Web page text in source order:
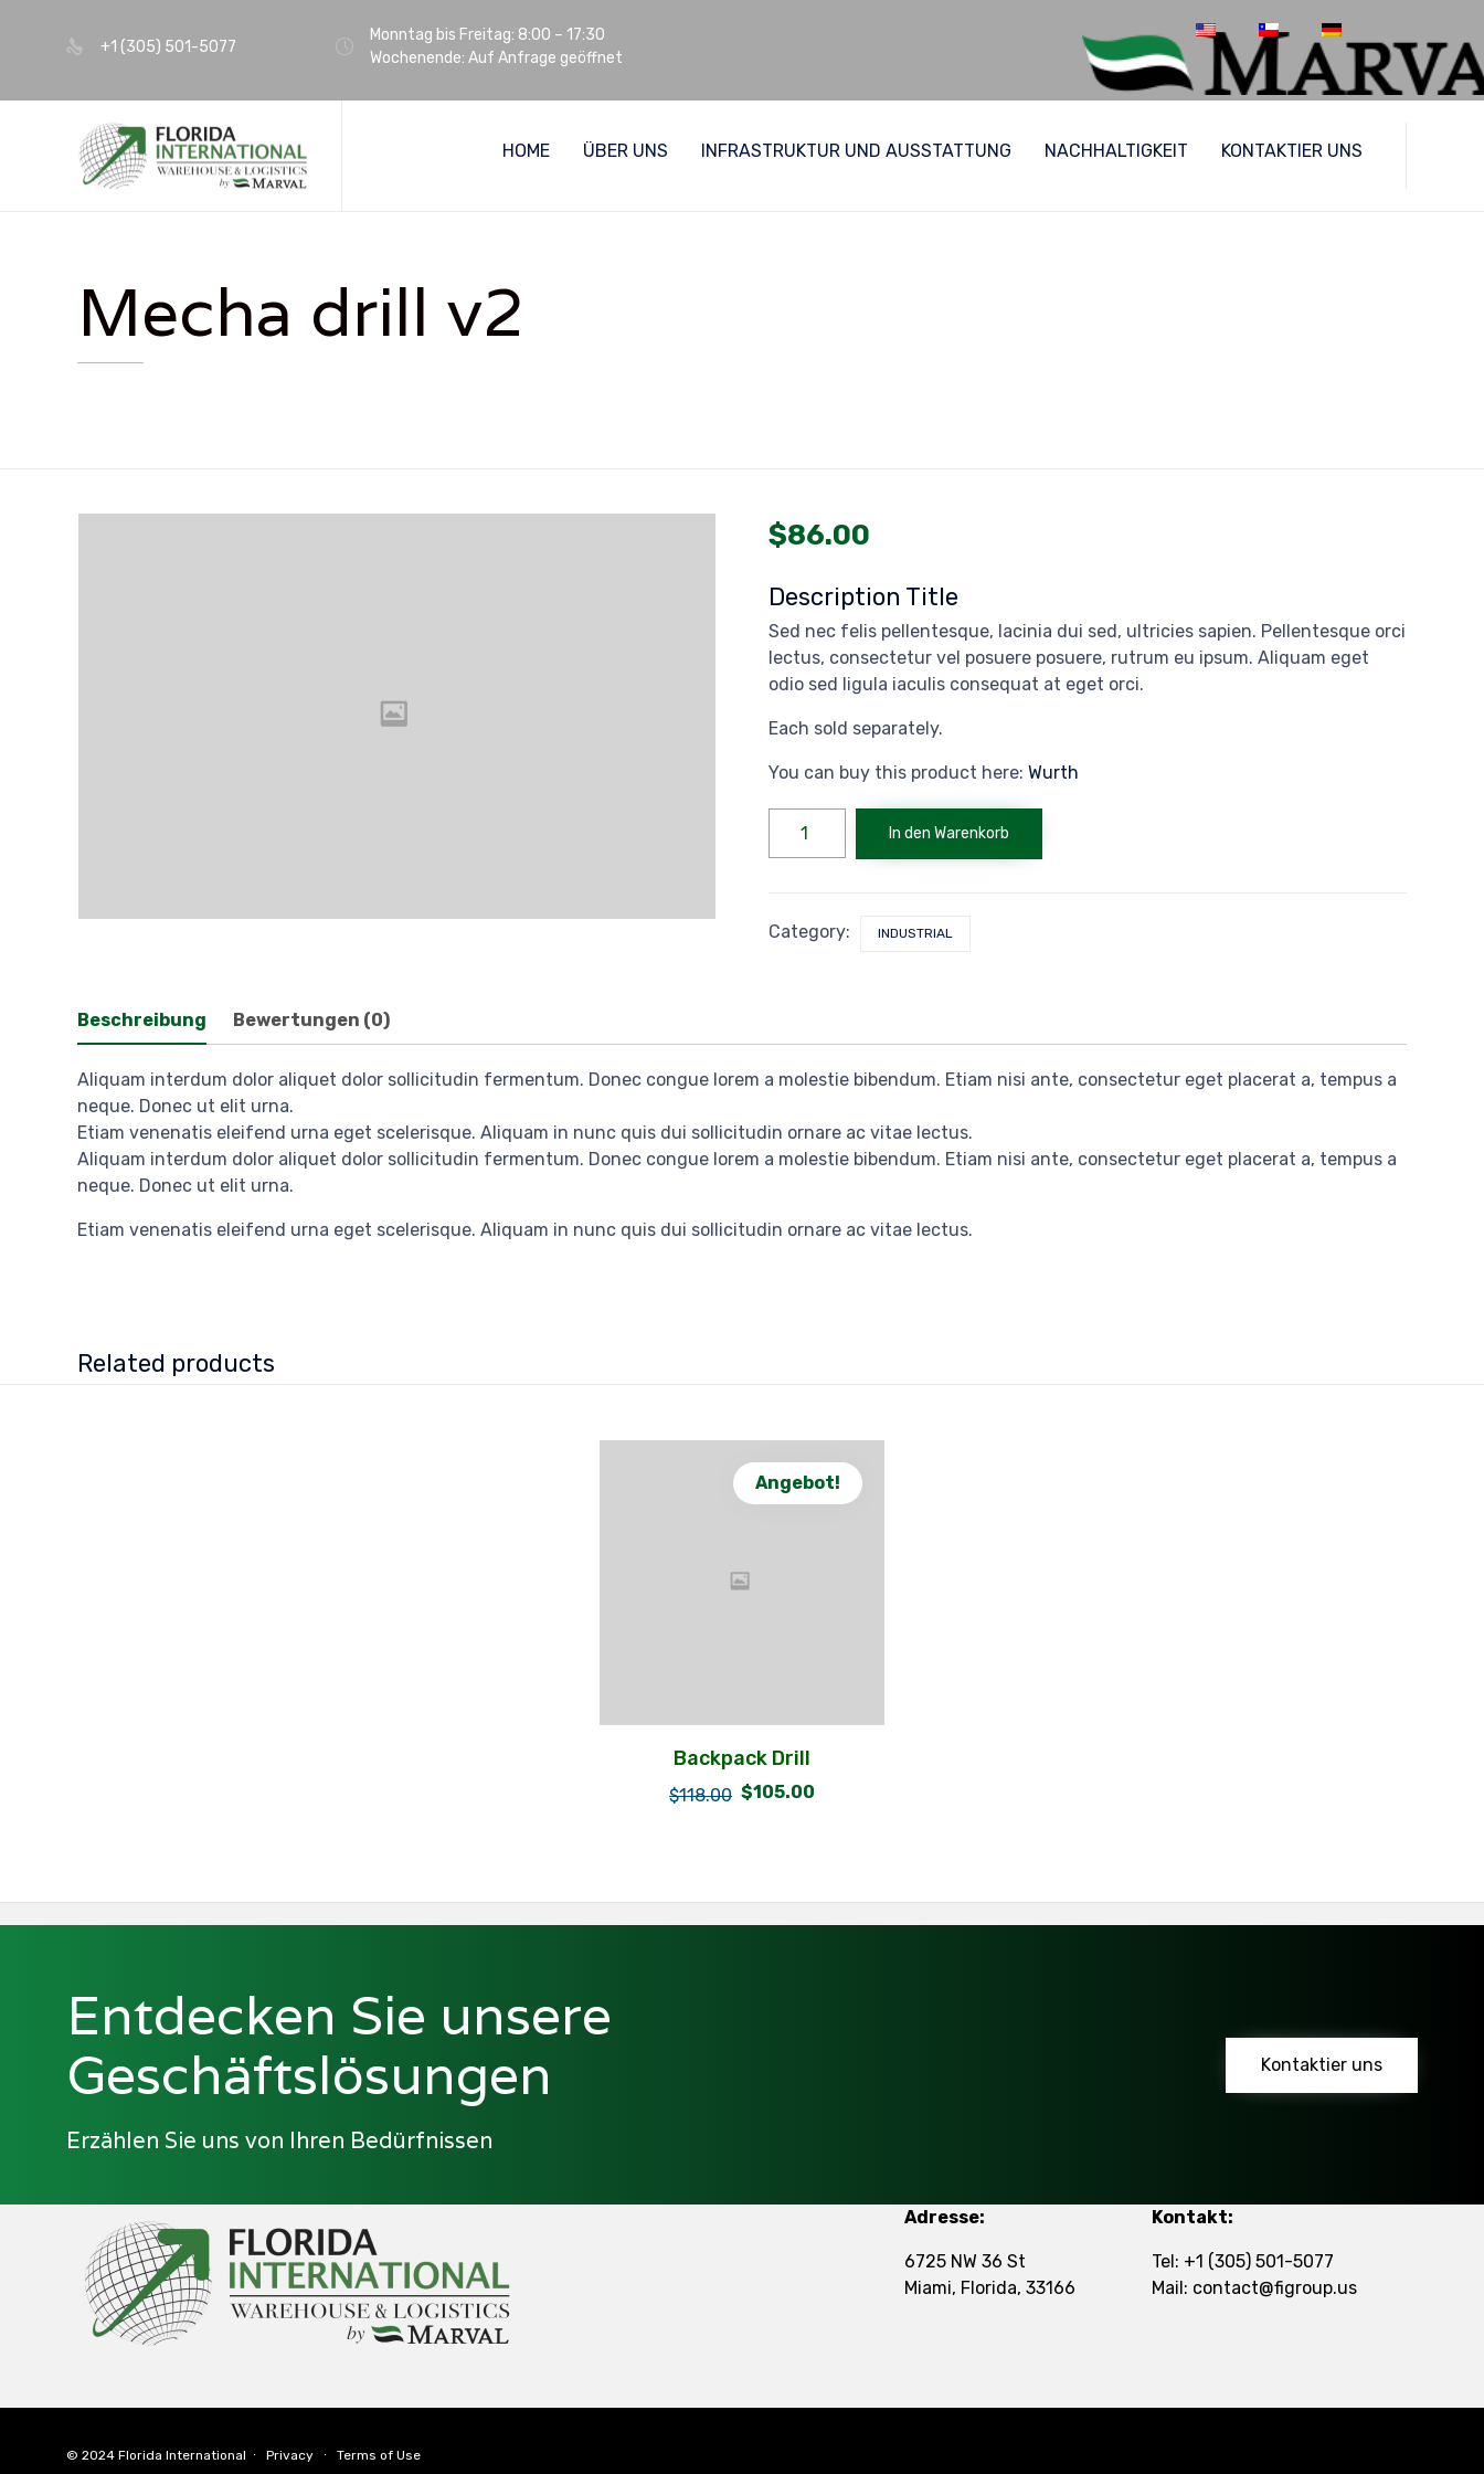
+1 (305) 501-5077
Monntag bis Freitag: 8:00 – 17:30
Wochenende: Auf Anfrage geöffnet
HOME ÜBER UNS INFRASTRUKTUR UND AUSSTATTUNG NACHHALTIGKEIT KONTAKTIER UNS
Mecha drill v2
$86.00
Description Title
Sed nec felis pellentesque, lacinia dui sed, ultricies sapien. Pellentesque orci
lectus, consectetur vel posuere posuere, rutrum eu ipsum. Aliquam eget
odio sed ligula iaculis consequat at eget orci.
Each sold separately.
You can buy this product here:Wurth
v2
In den Warenkorb
Category: INDUSTRIAL
Beschreibung Bewertungen (0)
Aliquam interdum dolor aliquet dolor sollicitudin fermentum. Donec congue lorem a molestie bibendum. Etiam nisi ante, consectetur eget placerat a, tempus a
neque. Donec ut elit urna.
Etiam venenatis eleifend urna eget scelerisque. Aliquam in nunc quis dui sollicitudin ornare ac vitae lectus.
Aliquam interdum dolor aliquet dolor sollicitudin fermentum. Donec congue lorem a molestie bibendum. Etiam nisi ante, consectetur eget placerat a, tempus a
neque. Donec ut elit urna.
Etiam venenatis eleifend urna eget scelerisque. Aliquam in nunc quis dui sollicitudin ornare ac vitae lectus.
Related products
Angebot!
Backpack Drill
$118.00 $105.00
Entdecken Sie unsere
Geschäftslösungen
Erzählen Sie uns von Ihren Bedürfnissen
Kontaktier uns
Adresse:
6725 NW 36 St
Miami, Florida, 33166
Kontakt:
Tel: +1 (305) 501-5077
Mail: contact@figroup.us
© 2024 Florida International ∙ Privacy ∙ Terms of Use